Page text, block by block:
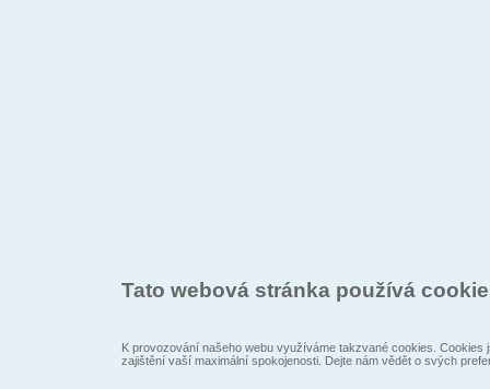
Tato webová stránka používá
K provozování našeho webu využíváme takzvané cookies.
zajištění vaší maximální spokojenosti. Dejte nám vědět o svých